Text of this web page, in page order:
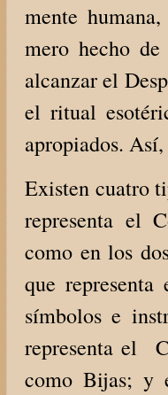
mente
mero hecho
alcanzar el
el ritual
apropiados.
Existen cuatro
representa el
como en los
que representa
símbolos e
representa el
como Bijas; y